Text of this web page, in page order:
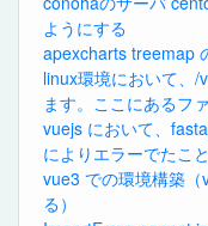
ようにする
apexcharts treemap
linux環境において、/
ます。ここにあるフ
vuejs において、
によりエラーでたこ
vue3 での環境構築
る）